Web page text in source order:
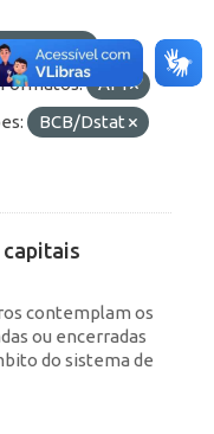
Formatos:
API
BCB/Dstat
contemplam os
ou encerradas
do sistema de